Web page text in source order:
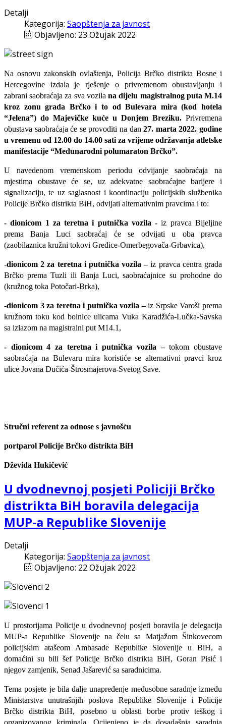
Detalji
Kategorija: Saopštenja za javnost
Objavljeno: 23 Ožujak 2022
Na osnovu zakonskih ovlaštenja, Policija Brčko distrikta Bosne i
Hercegovine izdala je rješenje o privremenom obustavljanju i
zabrani saobraćaja za sva vozilana dijelu magistralnog puta M.14
kroz zonu grada Brčko i to od Bulevara mira (kod hotela
“Jelena”) do Majevičke kuće u Donjem Breziku. Privremena
obustava saobraćaja će se provoditi na dan27. marta 2022. godine
u vremenu od 12.00 do 14.00 sati za vrijeme održavanja atletske
manifestacije “Međunarodni polumaraton Brčko”.
U navedenom vremenskom periodu odvijanje saobraćaja na
mjestima obustave će se, uz adekvatne saobraćajne barijere i
signalizaciju, te uz saglasnost i koordinaciju policijskih službenika
Policije Brčko distrikta BiH, odvijati alternativnim pravcima i to:
- dionicom 1 za teretna i putnička vozila -iz pravca Bijeljine
prema Banja Luci saobraćaj će se odvijati u oba pravca
(zaobilaznica kružni tokovi Gredice-Omerbegovača-Grbavica),
-dionicom 2 za teretna i putnička vozila –iz pravca centra grada
Brčko prema Tuzli ili Banja Luci, saobraćajnice su prohodne do
(kružnog toka Potočari-Brka),
-dionicom 3 za teretna i putnička vozila –iz Srpske Varoši prema
kružnom toku kod bolnice ulicama Vuka Karadžića-Lučka-Savska
sa izlazom na magistralni put M14.1,
- dionicom 4 za teretna i putnička vozila –tokom obustave
saobraćaja na Bulevaru mira koristiće se alternativni pravci kroz
ulice Jovana Dučića-Štrosmajerova-Svetog Save.
Stručni referent za odnose s javnošću
portparol Policije Brčko distrikta BiH
Dževida Hukičević
U dvodnevnoj posjeti Policiji Brčko
distrikta BiH boravila delegacija
MUP-a Republike Slovenije
Detalji
Kategorija: Saopštenja za javnost
Objavljeno: 22 Ožujak 2022
U prostorijama Policije u dvodnevnoj posjeti boravila je delegacija
MUP-a Republike Slovenije na čelu sa Matjažom Šinkovecom
policijskim atašeom Ambasade Republike Slovenije u BiH, a
domaćini su bili šef Policije Brčko distrikta BiH, Goran Pisić i
njegov zamjenik, Senad Jašarević sa saradnicima.
Tema posjete je bila dalje unapređenje međusobne saradnje između
Ministarstva unutrašnjih poslova Republike Slovenije i Policije
Brčko distrikta BiH, posebno u oblasti borbe protiv teškog i